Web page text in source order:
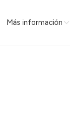
Más información